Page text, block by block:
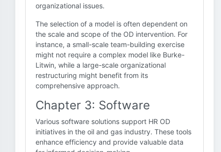
organizational issues.
The selection of a model is often dependent on
the scale and scope of the OD intervention. For
instance, a small-scale team-building exercise
might not require a complex model like Burke-
Litwin, while a large-scale organizational
restructuring might benefit from its
comprehensive approach.
Chapter 3: Software
Various software solutions support HR OD
initiatives in the oil and gas industry. These tools
enhance efficiency and provide valuable data